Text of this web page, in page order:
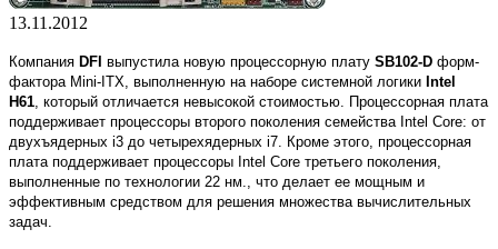
13.11.2012
Компания DFI выпустила новую процессорную плату SB102-D форм-
фактора Mini-ITX, выполненную на наборе системной логики Intel
H61 , который отличается невысокой стоимостью. Процессорная плата
поддерживает процессоры второго поколения семейства Intel Core: от
двухъядерных i3 до четырехядерных i7. Кроме этого, процессорная
плата поддерживает процессоры Intel Core третьего поколения,
выполненные по технологии 22 нм., что делает ее мощным и
эффективным средством для решения множества вычислительных
задач.